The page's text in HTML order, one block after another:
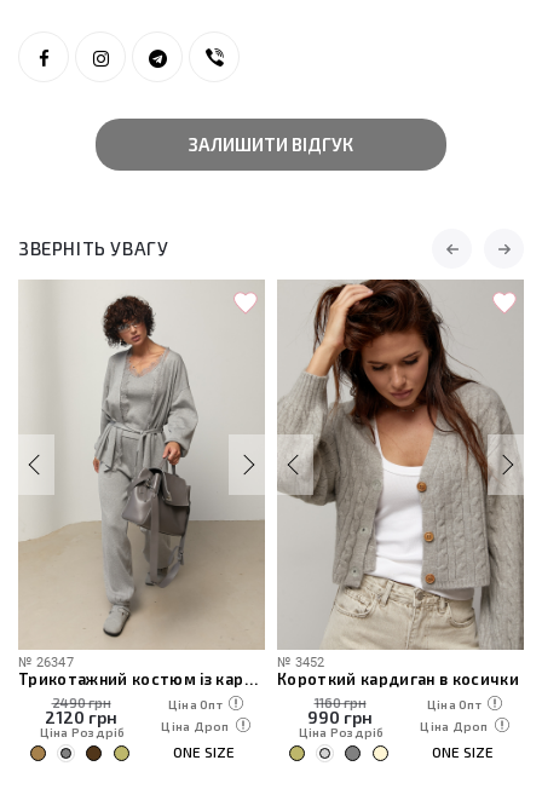
ЗАЛИШИТИ ВІДГУК
ЗВЕРНІТЬ УВАГУ
№ 26347
Трикотажний костюм із кардиганом, топом та штанами
2490 грн
2120 грн
Ціна Роздріб
Ціна Опт
Ціна Дроп
ONE SIZE
№ 3452
Короткий кардиган в косички
1160 грн
990 грн
Ціна Роздріб
Ціна Опт
Ціна Дроп
ONE SIZE